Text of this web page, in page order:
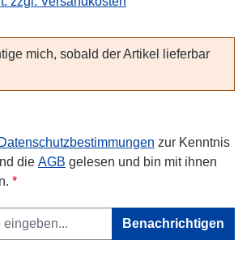
mich, sobald der Artikel lieferbar
Datenschutzbestimmungen zur Kenntnis
die AGB gelesen und bin mit ihnen
*
Benachrichtigen